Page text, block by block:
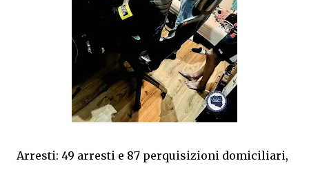
Arresti: 49 arresti e 87 perquisizioni domiciliari,